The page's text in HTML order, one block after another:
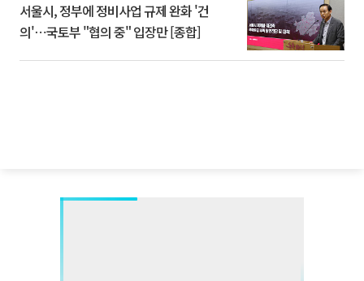
서울시, 정부에 정비사업 규제 완화 '건
의'⋯국토부 "협의 중" 입장만 [종합]